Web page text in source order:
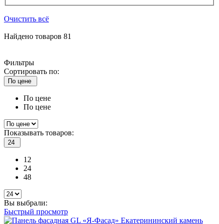
Очистить всё
Найдено товаров 81
Фильтры
Сортировать по:
По цене
По цене
По цене
Показывать товаров:
24
12
24
48
Вы выбрали:
Быстрый просмотр